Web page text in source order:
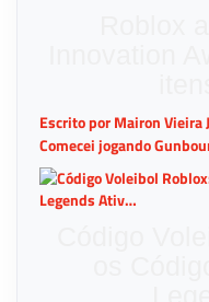
Escrito por Mairon Vieira
Comecei jogando